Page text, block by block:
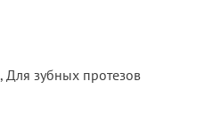
Для зубных протезов